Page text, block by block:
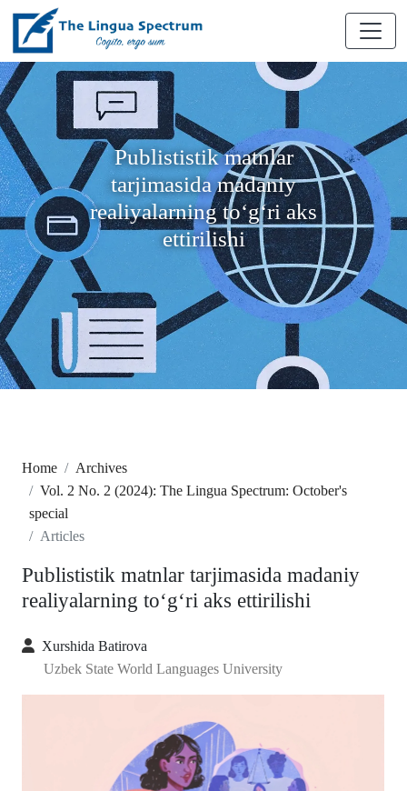
Publististik matnlar
tarjimasida madaniy
realiyalarning to‘g‘ri aks
ettirilishi
Home
Archives
Vol. 2 No. 2 (2024): The Lingua Spectrum: October's
special
Articles
Publististik matnlar tarjimasida madaniy
realiyalarning to‘g‘ri aks ettirilishi
Xurshida Batirova
Uzbek State World Languages University